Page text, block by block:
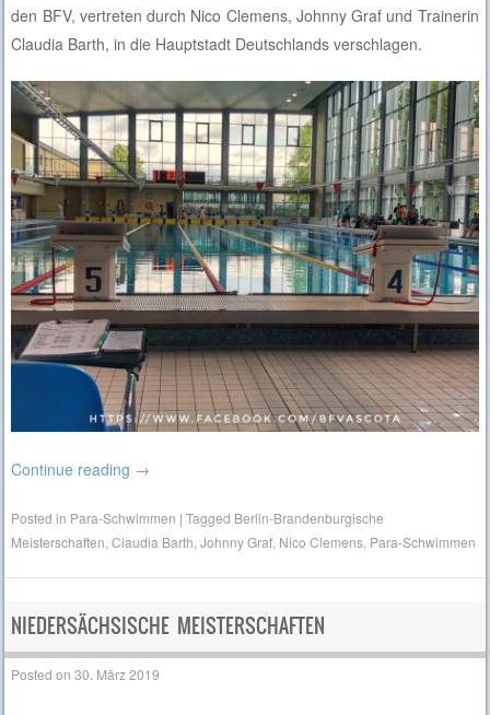
den BFV, vertreten durch Nico Clemens, Johnny Graf und Trainerin
Claudia Barth, in die Hauptstadt Deutschlands verschlagen.
Continue reading →
Posted in Para-Schwimmen |Tagged Berlin-Brandenburgische
Meisterschaften ,Claudia Barth ,Johnny Graf Nico Clemens Para-Schwimmen
NIEDERSÄCHSISCHE MEISTERSCHAFTEN
Posted on30. März 2019